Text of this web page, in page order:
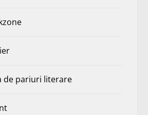
de pariuri literare